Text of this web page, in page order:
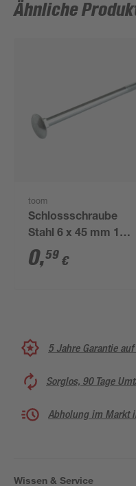
Ähnliche
toom
Schlossschraube
Stahl 6 x 45 mm 1
Stück
0,59 €
5 Jahre Garantie
Sorglos, 90 Tage
Abholung im Markt
Wissen & Service